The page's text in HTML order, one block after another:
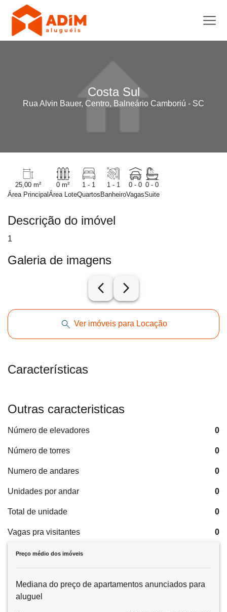
Costa Sul
Rua Alvin Bauer, Centro, Balneário Camboriú - SC
25,00 m²
Área Principal
0 m²
Área Lote
1 - 1
Quartos
1 - 1
Banheiro
0 - 0
Vagas
0 - 0
Suite
Descrição do imóvel
1
Galeria de imagens
arrow_back_ios_new arrow_forward_ios
Ver imóveis para Locação
Características
Outras caracteristicas
Número de elevadores 0
Número de torres 0
Numero de andares 0
Unidades por andar 0
Total de unidade 0
Vagas pra visitantes 0
Preço médio dos imóveis
Mediana do preço de apartamentos anunciados para
aluguel